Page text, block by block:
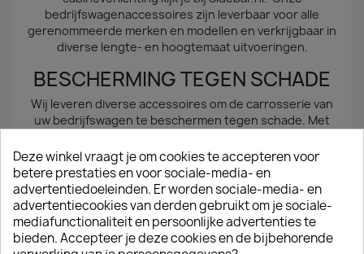
bedrijfswagenaccessoires zijn leverbaar voor alle
gerenommeerde merken en modellen en verkrijgbaar in
diverse lengte- en hoogtemaat uitvoeringen.
BESCHERMING TEGEN SCHADE
Wij leveren diverse accessoires om de carrosserie van
uw bedrijfswagen te beschermen tegen schade. Met
tegen dure schades. Een backbar heeft diezelfde
functie, maar dan aan de achterzijde. Wilt u aan de
achterzijde naast bescherming, ook veilig en makkelijk
kunnen instappen? Bekijk dan onze opstappen voor
bedrijfswagens. Met een bumperplaat beschermt u de
achterbumper tegen schades,veroorzaakt door het in-
en uitladen van materiaal. Zoekt u een brede instap aan
Deze winkel vraagt je om cookies te accepteren voor
betere prestaties en voor sociale-media- en
advertentiedoeleinden. Er worden sociale-media- en
advertentiecookies van derden gebruikt om je sociale-
mediafunctionaliteit en persoonlijke advertenties te
bieden. Accepteer je deze cookies en de bijbehorende